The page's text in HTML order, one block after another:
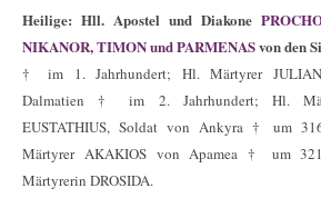
Heilige: Hll. Apostel und Diakone
NIKANOR, TIMON und PARMENASvon den
† im 1. Jahrhundert; Hl. Märtyrer
Dalmatien † im 2. Jahrhundert; Hl.
ΕUSTATHIUS, Soldat von Ankyra † um
Märtyrer AKAKIOS von Apamea † um
Märtyrerin DROSIDA.